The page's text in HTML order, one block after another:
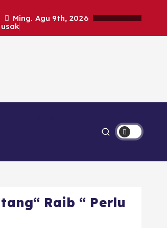
Ming. Agu 9th, 2026
Raib “ Perlu